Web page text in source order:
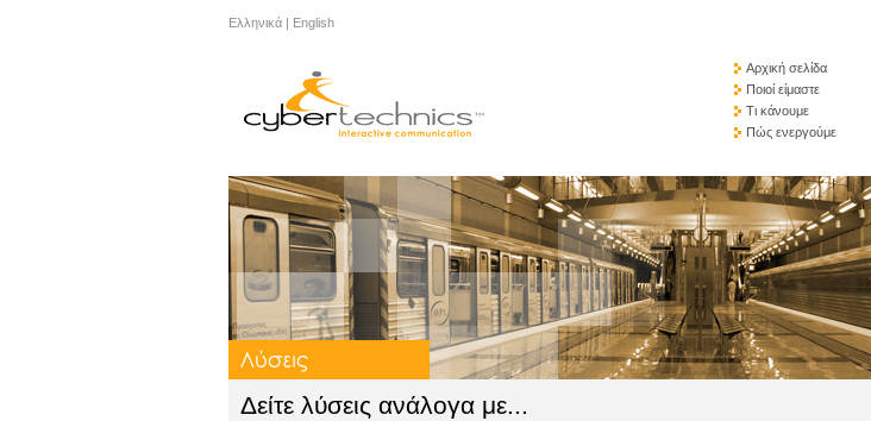
Ελληνικά | English
Αρχική σελίδα
Ποιοί είμαστε
Τι κάνουμε
Πώς ενεργούμε
Δείτε λύσεις ανάλογα με...